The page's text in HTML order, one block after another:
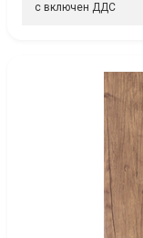
с включен ДДС